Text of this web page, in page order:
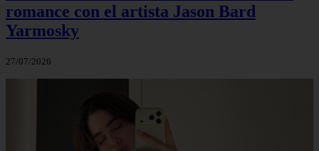
romance con el artista Jason Bard
Yarmosky
27/07/2026